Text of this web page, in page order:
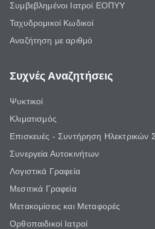
Συμβεβλημένοι Ιατροί ΕΟΠΥΥ
Ταχυδρομικοί Κωδικοί
Αναζήτηση με αριθμό
Συχνές Αναζητήσεις
Ψυκτικοί
Κλιματισμός
Επισκευές - Συντήρηση Ηλεκτρικών
Συνεργεία Αυτοκινήτων
Λογιστικά Γραφεία
Μεσιτικά Γραφεία
Μετακομίσεις και Μεταφορές
Ορθοπαιδικοί Ιατροί